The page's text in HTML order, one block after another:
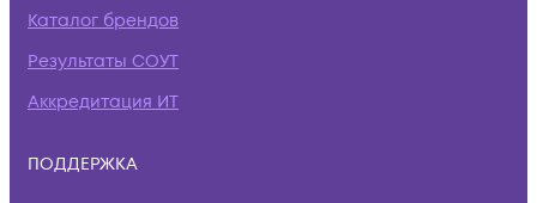
Каталог брендов
Результаты СОУТ
Аккредитация ИТ
ПОДДЕРЖКА